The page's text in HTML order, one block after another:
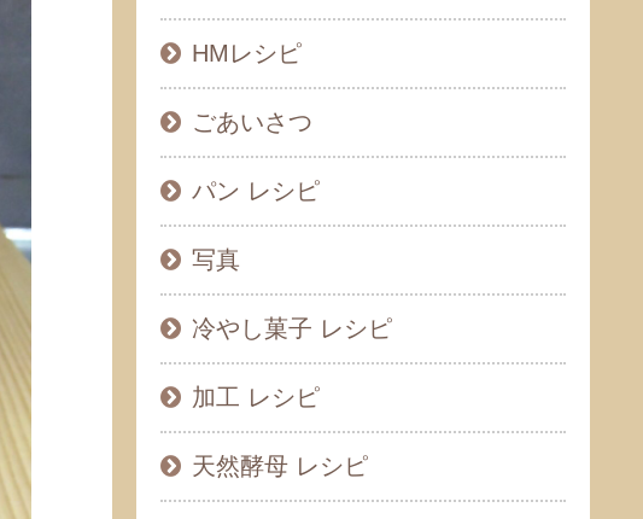
HMレシピ
ごあいさつ
パン レシピ
写真
冷やし菓子 レシピ
加工 レシピ
天然酵母 レシピ